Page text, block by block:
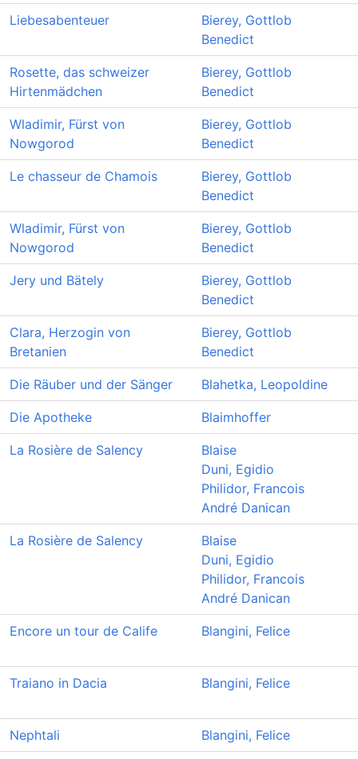
Liebesabenteuer
Bierey, Gottlob
Benedict
Rosette, das schweizer
Hirtenmädchen
Bierey, Gottlob
Benedict
Wladimir, Fürst von
Nowgorod
Bierey, Gottlob
Benedict
Le chasseur de Chamois
Bierey, Gottlob
Benedict
Wladimir, Fürst von
Nowgorod
Bierey, Gottlob
Benedict
Jery und Bätely
Bierey, Gottlob
Benedict
Clara, Herzogin von
Bretanien
Bierey, Gottlob
Benedict
Die Räuber und der Sänger Blahetka, Leopoldine
Die Apotheke Blaimhoffer
La Rosière de Salency
Blaise
Duni, Egidio
Philidor, Francois
André Danican
La Rosière de Salency
Blaise
Duni, Egidio
Philidor, Francois
André Danican
Encore un tour de Calife Blangini, Felice
Traiano in Dacia Blangini, Felice
Nephtali Blangini, Felice